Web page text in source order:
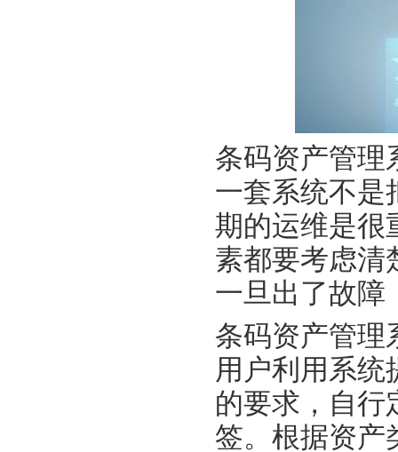
条码资产管理
一套系统不是
期的运维是很
素都要考虑清
一旦出了故障
条码资产管理
用户利用系统
的要求，自行
签。根据资产